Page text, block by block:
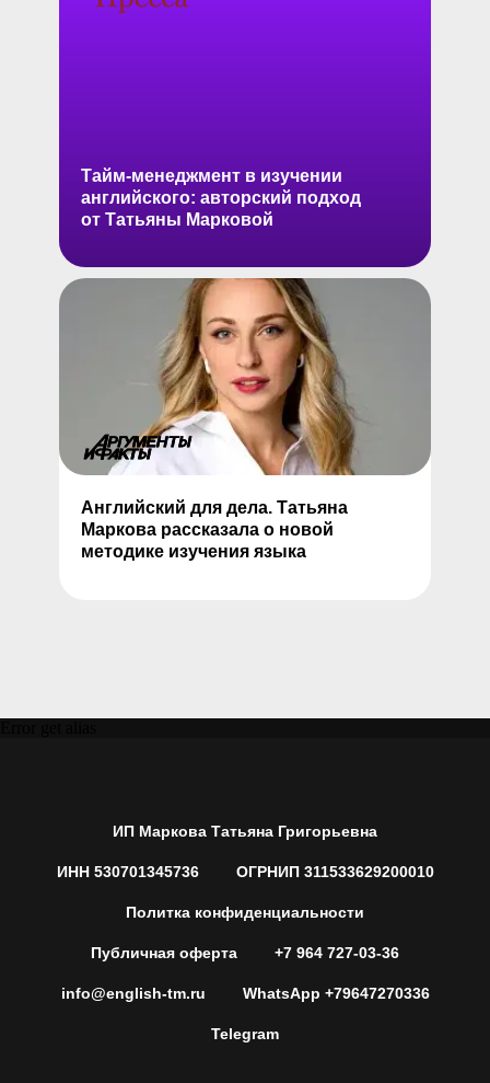
Тайм-менеджмент в изучении
английского: авторский подход
от Татьяны Марковой
Английский для дела. Татьяна
Маркова рассказала о новой
методике изучения языка
ИП Маркова Татьяна Григорьевна
ИНН 530701345736 ОГРНИП 311533629200010
Политка конфиденциальности
Публичная оферта +7 964 727-03-36
info@english-tm.ru WhatsApp +79647270336
Telegram